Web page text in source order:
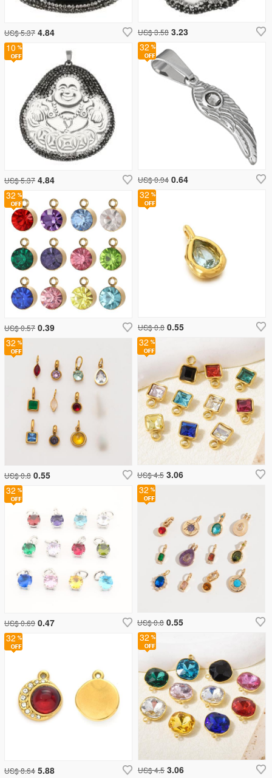
US$ 3.58 3.23
32
US$ 0.94 0.64
10
US$ 5.37 4.84
US$ 5.37 4.84
32
US$ 0.8 0.55
32
US$ 0.57 0.39
32
US$ 0.69 0.47
32
US$ 0.8 0.55
32
US$ 0.8 0.55
32
US$ 4.5 3.06
32
US$ 4.5 3.06
32
US$ 8.64 5.88